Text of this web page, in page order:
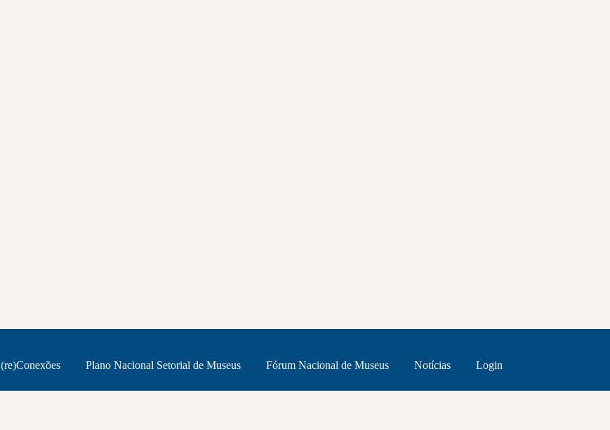
(re)Conexões Plano Nacional Setorial de Museus Fórum Nacional de Museus Notícias Login